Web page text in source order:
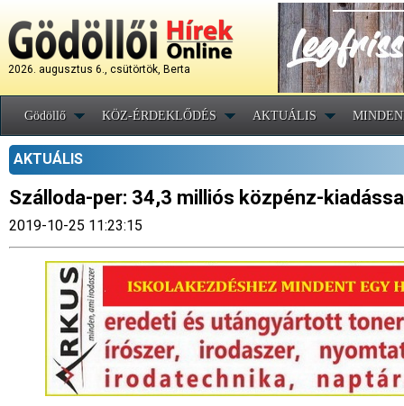
2026. augusztus 6., csütörtök, Berta
Gödöllő KÖZ-ÉRDEKLŐDÉS AKTUÁLIS
AKTUÁLIS
Szálloda-per: 34,3 milliós közpénz-
2019-10-25 11:23:15